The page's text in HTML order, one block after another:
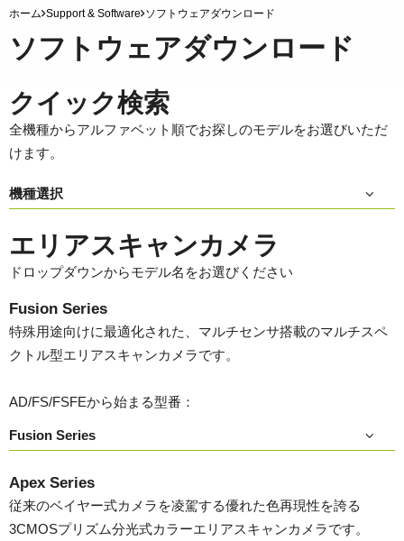
ホーム Support & Software ソフトウェアダウンロード
ソフトウェアダウンロード
クイック検索
全機種からアルファベット順でお探しのモデルをお選びいただ
けます。
機種選択
エリアスキャンカメラ
ドロップダウンからモデル名をお選びください
Fusion Series
特殊用途向けに最適化された、マルチセンサ搭載のマルチスペ
クトル型エリアスキャンカメラです。
AD/FS/FSFEから始まる型番：
Fusion Series
Apex Series
従来のベイヤー式カメラを凌駕する優れた色再現性を誇る
3CMOSプリズム分光式カラーエリアスキャンカメラです。